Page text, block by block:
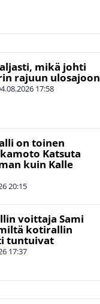
mikä johti
rajuun ulosajoon
17:58
on toinen
Katsuta
kuin Kalle
20:15
voittaja Sami
kotirallin
tuntuivat
17:37